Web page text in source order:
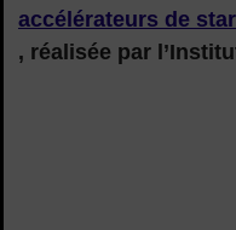
accélérateurs de
, réalisée par